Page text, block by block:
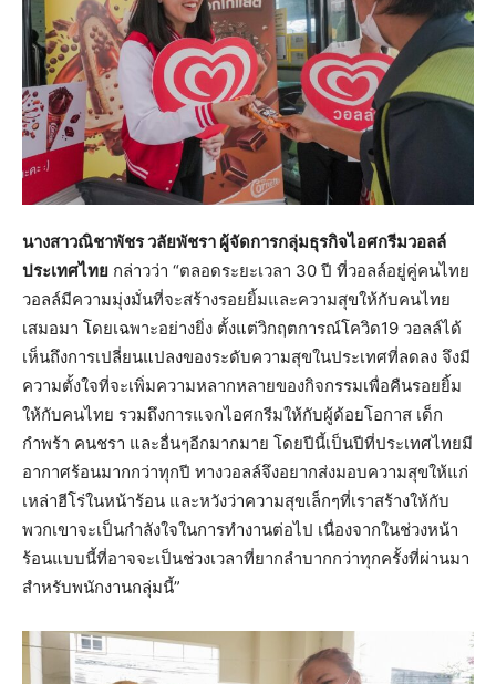
นางสาวณิชาพัชร วลัยพัชรา ผู้จัดการกลุ่มธุรกิจไอศกรีมวอลล์
ประเทศไทย กล่าวว่า “ตลอดระยะเวลา 30 ปี ที่วอลล์อยู่คู่คนไทย
วอลล์มีความมุ่งมั่นที่จะสร้างรอยยิ้มและความสุขให้กับคนไทย
เสมอมา โดยเฉพาะอย่างยิ่ง ตั้งแต่วิกฤตการณ์โควิด19 วอลล์ได้
เห็นถึงการเปลี่ยนแปลงของระดับความสุขในประเทศที่ลดลง จึงมี
ความตั้งใจที่จะเพิ่มความหลากหลายของกิจกรรมเพื่อคืนรอยยิ้ม
ให้กับคนไทย รวมถึงการแจกไอศกรีมให้กับผู้ด้อยโอกาส เด็ก
กำพร้า คนชรา และอื่นๆอีกมากมาย โดยปีนี้เป็นปีที่ประเทศไทยมี
อากาศร้อนมากกว่าทุกปี ทางวอลล์จึงอยากส่งมอบความสุขให้แก่
เหล่าฮีโร่ในหน้าร้อน และหวังว่าความสุขเล็กๆที่เราสร้างให้กับ
พวกเขาจะเป็นกำลังใจในการทำงานต่อไป เนื่องจากในช่วงหน้า
ร้อนแบบนี้ที่อาจจะเป็นช่วงเวลาที่ยากลำบากกว่าทุกครั้งที่ผ่านมา
สำหรับพนักงานกลุ่มนี้”